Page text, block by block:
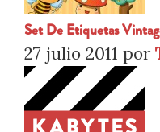
Set De Etiquetas
27 julio 2011 por